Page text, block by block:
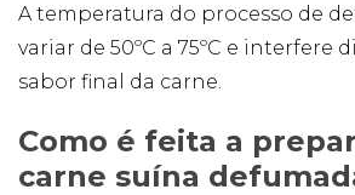
A temperatura do processo de
variar de 50ºC a 75ºC e interfere
sabor final da carne.
Como é feita a
carne suína